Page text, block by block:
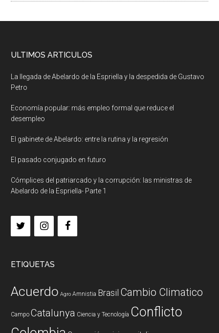
ULTIMOS ARTICULOS
La llegada de Abelardo de la Espriella y la despedida de Gustavo
Petro
Economía popular: más empleo formal que reduce el
desempleo
El gabinete de Abelardo: entre la rutina y la regresión
El pasado conjugado en futuro
Cómplices del patriarcado y la corrupción: las ministras de
Abelardo de la Espriella- Parte 1
ETIQUETAS
Acuerdo Agro Amnistia Brasil Cambio Climatico
Campo Catalunya Ciencia y Tecnología Conflicto